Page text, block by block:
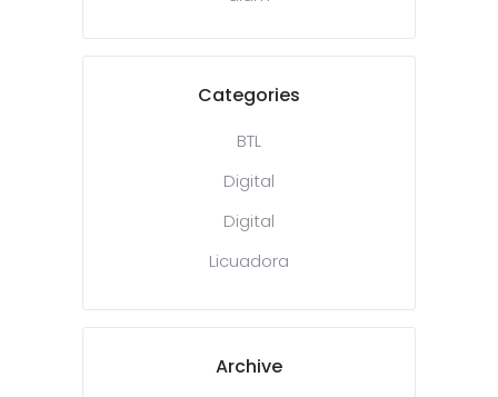
Categories
BTL
Digital
Digital
Licuadora
Archive